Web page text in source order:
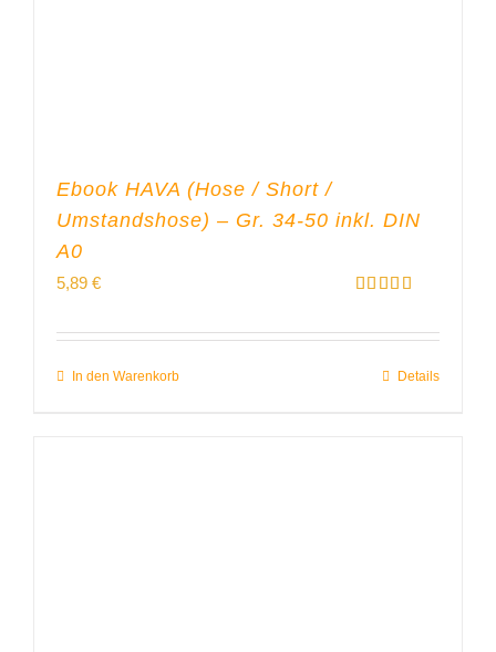
Ebook HAVA (Hose / Short /
Umstandshose) – Gr. 34-50 inkl. DIN
A0
von 5
5,89 €
In den Warenkorb Details